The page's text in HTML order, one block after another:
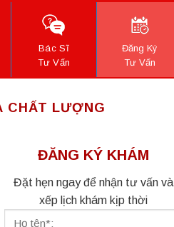
Bác Sĩ
Tư Vấn
Đăng Ký
Tư Vấn
CHẤT LƯỢNG
ĐĂNG KÝ KHÁM
Đặt hẹn ngay để nhận tư vấn và
xếp lịch khám kịp thời